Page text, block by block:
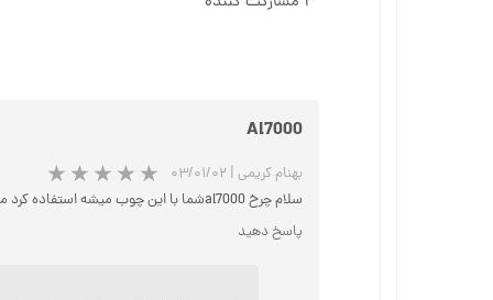
Al7000
بهنام کریمی | ۰۳/۰۱/۰۲
سلام چرخ al7000شما با این چوب میشه استفاده کرد ممنون
پاسخ دهید